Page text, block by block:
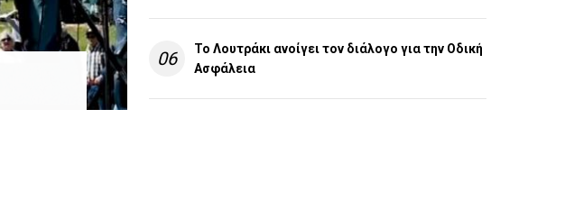
06
Το Λουτράκι ανοίγει τον διάλογο για την Οδική
Ασφάλεια